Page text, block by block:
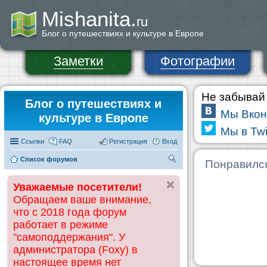
Mishanita.ru
Блог о путешествиях и культуре в Европе
Заметки Фотографии
Блог о путешествиях и
культуре в Европе
Ссылки FAQ Вход
Регистрация
Список форумов
ск
Уважаемые посетители!
Обращаем ваше внимание,
что с 2018 года форум
работает в режиме
"самоподдержания". У
администратора (Foxy) в
настоящее время нет
Не забывай
Мы
Мы в